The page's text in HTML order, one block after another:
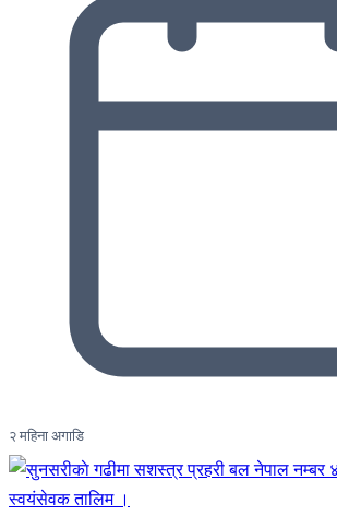
२ महिना अगाडि